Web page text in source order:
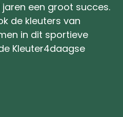
een groot succes.
de kleuters van
in dit sportieve
Kleuter4daagse